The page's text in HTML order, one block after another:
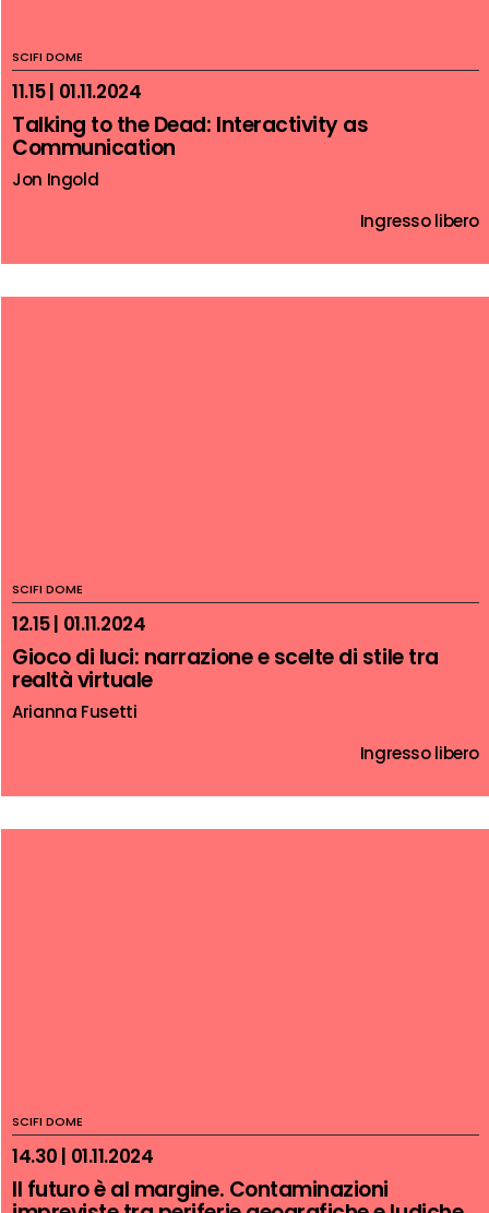
SCIFI DOME
11.15 | 01.11.2024
Talking to the Dead: Interactivity as
Communication
Jon Ingold
Ingresso libero
SCIFI DOME
12.15 | 01.11.2024
Gioco di luci: narrazione e scelte di stile tra
realtà virtuale
Arianna Fusetti
Ingresso libero
SCIFI DOME
14.30 | 01.11.2024
Il futuro è al margine. Contaminazioni